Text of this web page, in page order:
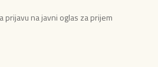
prijavu na javni oglas za prijem